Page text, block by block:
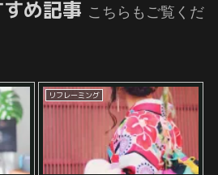
め記事 こちらもご覧くだ
リフレーミング